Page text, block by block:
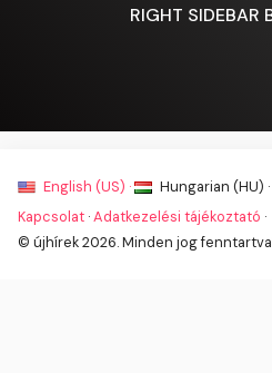
RIGHT SIDEBAR
English (US) ·
Hungarian (HU) ·
Kapcsolat ·Adatkezelési tájékoztató ·
© újhírek 2026. Minden jog